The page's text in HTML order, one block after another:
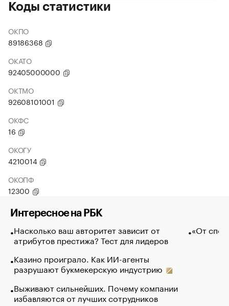
Коды статистики
ОКПО
89186368
ОКАТО
92405000000
ОКТМО
92608101001
ОКФС
16
ОКОГУ
4210014
ОКОПФ
12300
Интересное на РБК
Насколько ваш авторитет зависит от
атрибутов престижа? Тест для лидеров
Казино проиграло. Как ИИ-агенты
разрушают букмекерскую индустрию
Выживают сильнейших. Почему компании
избавляются от лучших сотрудников
«От